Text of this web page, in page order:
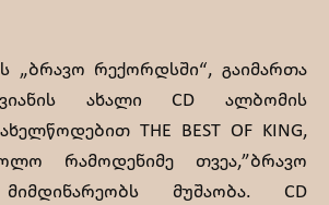
„ბრავო რექორდსში“, გაიმართა
ახალი CD ალბომის
THE BEST OF KING,
რამოდენიმე თვეა,”ბრავო
მუშაობა. CD